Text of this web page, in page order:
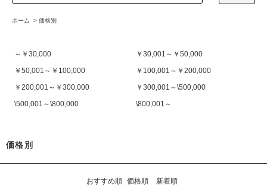
ホーム > 価格別
～￥30,000
￥30,001～￥50,000
￥50,001～￥100,000
￥100,001～￥200,000
￥200,001～￥300,000
￥300,001～\500,000
\500,001～\800,000
\800,001～
価格別
おすすめ順 価格順 新着順